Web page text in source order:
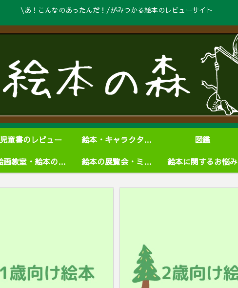
\あ！こんなのあったんだ！/がみつかる絵本のレビューサイト
児童書のレビュー 絵本・キャラクターグッズ 図鑑
絵画教室・絵本の学校 絵本の展覧会・ミュージアム 絵本に関するお悩み